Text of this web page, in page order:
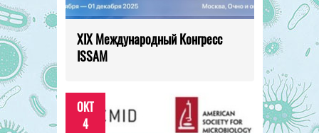
XIX Международный Конгресс
ISSAM
ОКТ
4